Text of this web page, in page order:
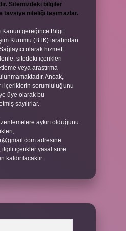
Sitemizdeki bilgiler
tavsiye niteliği taşımazlar.
Kanun gereğince Bilgi
Kurumu (BTK) tarafından
olarak hizmet
sitedeki içerikleri
veya araştırma
Ancak,
içeriklerin sorumluluğunu
üye olarak bu
sayılırlar.
aykırı olduğunu
adresine
içerikler yasal süre
kaldırılacaktır.